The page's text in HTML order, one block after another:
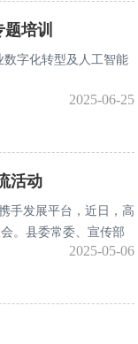
培训
数字化转型及人工智能
2025-06-25
活动
手发展平台，近日，高
。县委常委、宣传部
县工商联（总商会）企
2025-05-06